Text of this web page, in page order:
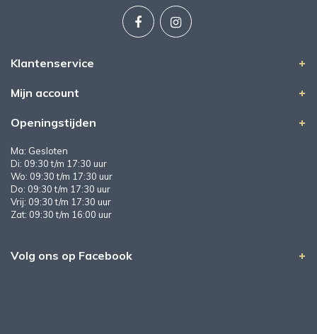
Klantenservice
Mijn account
Openingstijden
Ma: Gesloten
Di: 09:30 t/m 17:30 uur
Wo: 09:30 t/m 17:30 uur
Do: 09:30 t/m 17:30 uur
Vrij: 09:30 t/m 17:30 uur
Zat: 09:30 t/m 16:00 uur
Volg ons op Facebook